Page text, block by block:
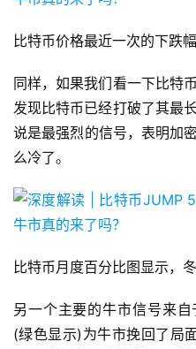
比特币价格最近一次的下跌
同样，如果我们看一下比特
发现比特币已经打破了其最
说是最强烈的信号，表明加
么冷了。
比特币月度百分比图显示，
另一个主要的牛市信号来
(绿色显示)为牛市挽回了局